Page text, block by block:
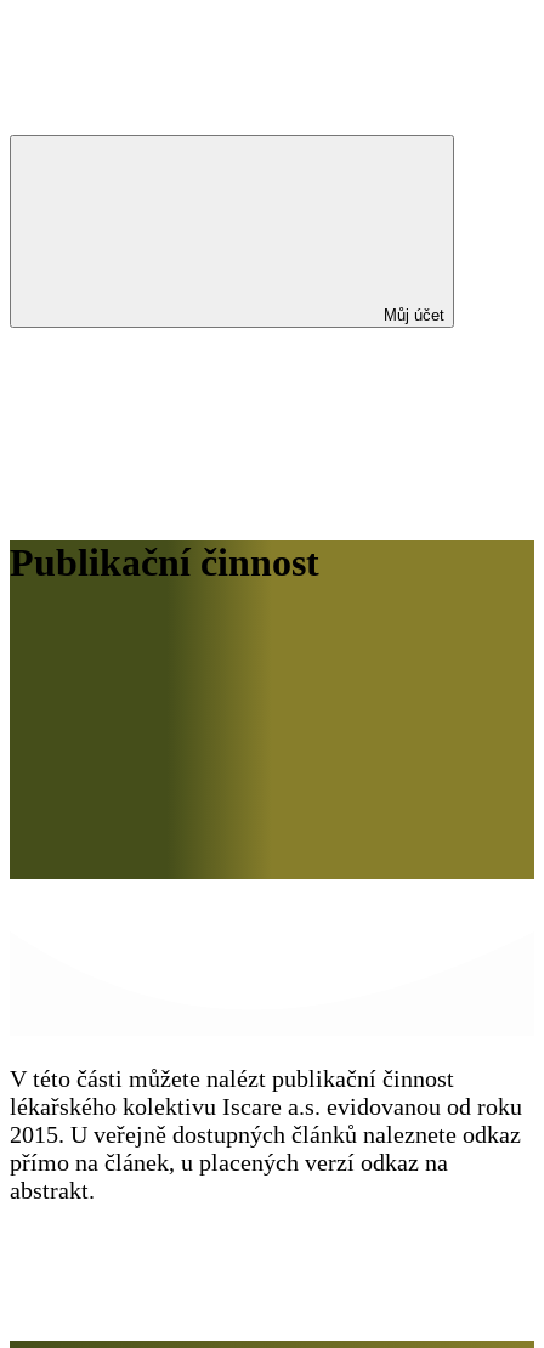
Můj účet
Publikační činnost
V této části můžete nalézt publikační činnost
lékařského kolektivu Iscare a.s. evidovanou od roku
2015. U veřejně dostupných článků naleznete odkaz
přímo na článek, u placených verzí odkaz na
abstrakt.